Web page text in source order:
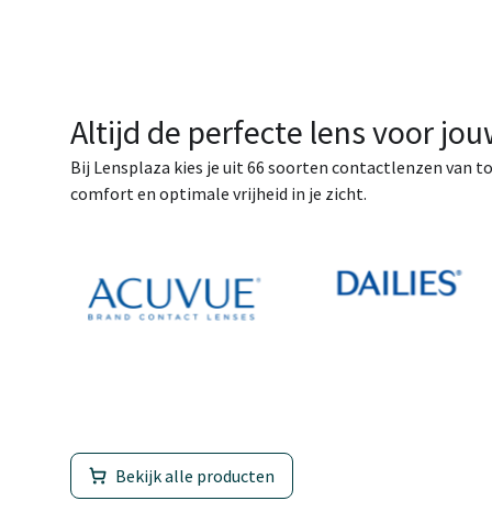
Altijd de perfecte lens voor
Bij Lensplaza kies je uit 66 soorten contactlenzen van
comfort en optimale vrijheid in je zicht.
Bekijk alle producten